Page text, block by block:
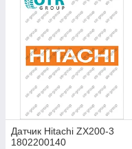
Датчик Hitachi ZX200-3
1802200140